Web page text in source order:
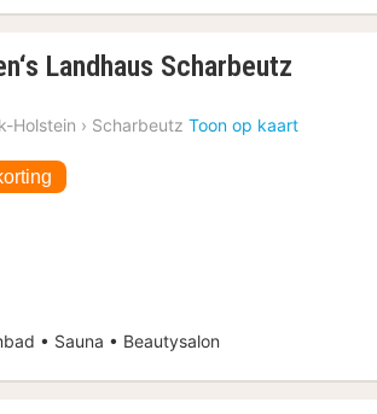
Landhaus Scharbeutz
vanaf
Holstein › Scharbeutz Toon op kaart
• Sauna • Beautysalon